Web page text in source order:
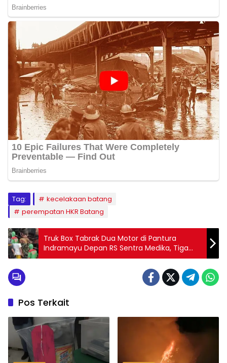
Tag:
kecelakaan batang
perempatan HKR Batang
Truk Box Tabrak Dua Motor di Pantura
Indramayu Depan RS Sentra Medika, Tiga
Korban Tewas di Tempat
Pos Terkait